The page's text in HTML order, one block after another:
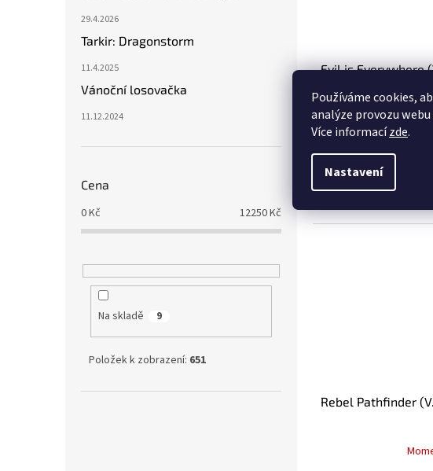
Používáme cookies,
analýze provozu
Více informacízde.
Nastavení
29.4.2026
Tarkir: Dragonstorm
11.4.2025
Vánoční losovačka
11.12.2024
Cena
0Kč 12250Kč
Na skladě 9
Položek k zobrazení: 651
Evil is Everywhere
124,99 Kč
Kusová karta z karetní
Unlimited z edice
Rebel Pathfinder